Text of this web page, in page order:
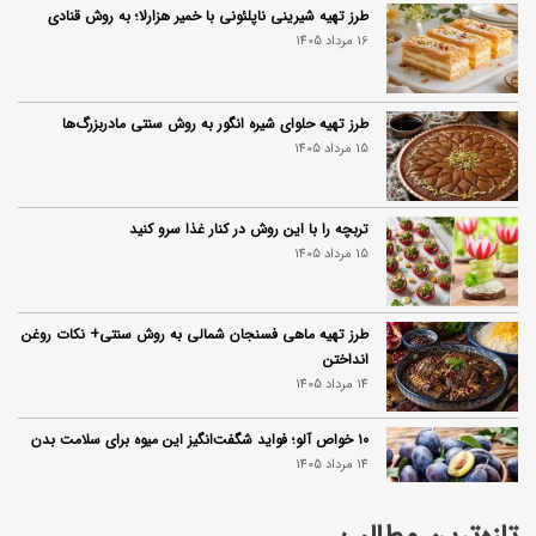
طرز تهیه شیرینی ناپلئونی با خمیر هزارلا؛ به روش قنادی
16 مرداد 1405
طرز تهیه حلوای شیره انگور به روش سنتی مادربزرگ‌ها
15 مرداد 1405
تربچه را با این روش در کنار غذا سرو کنید
15 مرداد 1405
طرز تهیه ماهی فسنجان شمالی به روش سنتی+ نکات روغن
انداختن
14 مرداد 1405
۱۰ خواص آلو؛ فواید شگفت‌انگیز این میوه برای سلامت بدن
14 مرداد 1405